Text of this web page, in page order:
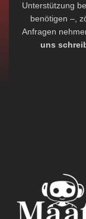
Unterstützung
benötigen –,
Anfragen
uns